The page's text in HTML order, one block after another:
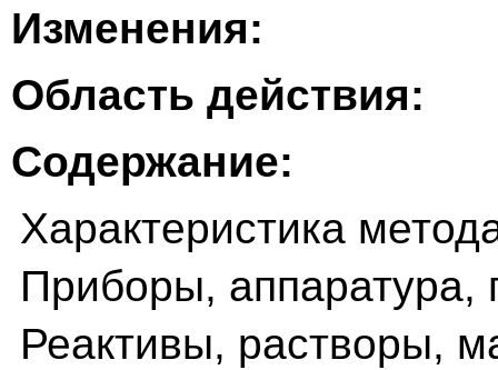
Изменения:
Область действия:
Содержание:
Характеристика
Приборы, аппаратура,
Реактивы, растворы,